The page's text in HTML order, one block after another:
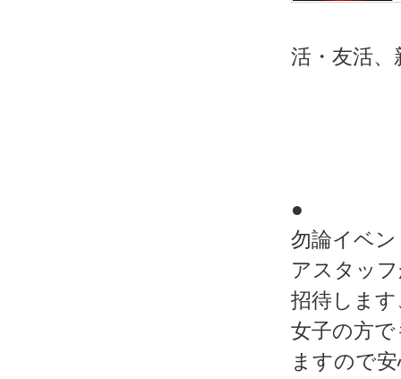
活・友活
●
勿論イベ
アスタッ
招待しま
女子の方
ますので